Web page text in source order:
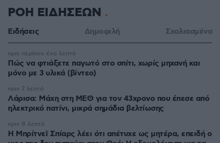
ΡΟΗ ΕΙΔΗΣΕΩΝ
Ειδήσεις Δημοφιλή Σχολιασμένα
Πώς να φτιάξετε παγωτό στο σπίτι, χωρίς μηχανή και
μόνο με 3 υλικά (βίντεο)
πριν περίπου ένα λεπτό
Λάρισα: Μάχη στη ΜΕΘ για τον 43χρονο που έπεσε από
ηλεκτρικό πατίνι, μικρά σημάδια βελτίωσης
πριν 7 λεπτά
Η Μπρίτνεϊ Σπίαρς λέει ότι απέτυχε ως μητέρα, επειδή ο
πριν 8 λεπτά